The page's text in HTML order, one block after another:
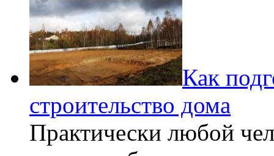
Как
строительство дома
Практически любой